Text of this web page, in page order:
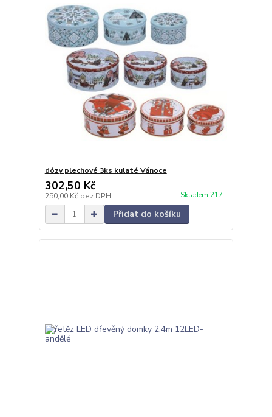
dózy plechové 3ks kulaté Vánoce
302,50 Kč
250,00 Kč bez DPH Skladem 217
Přidat do košíku